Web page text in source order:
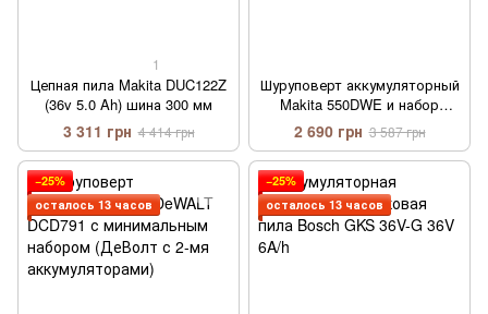
1
Цепная пила Makita DUC122Z
(36v 5.0 Ah) шина 300 мм
3 311 грн 4 414 грн
Шуруповерт аккумуляторный
Makita 550DWE и набор
инструментов в кейсе оранж
максимальный (Макита 24V
3A/h)
2 690 грн 3 587 грн
−25%
осталось 13 часов
−25%
осталось 13 часов